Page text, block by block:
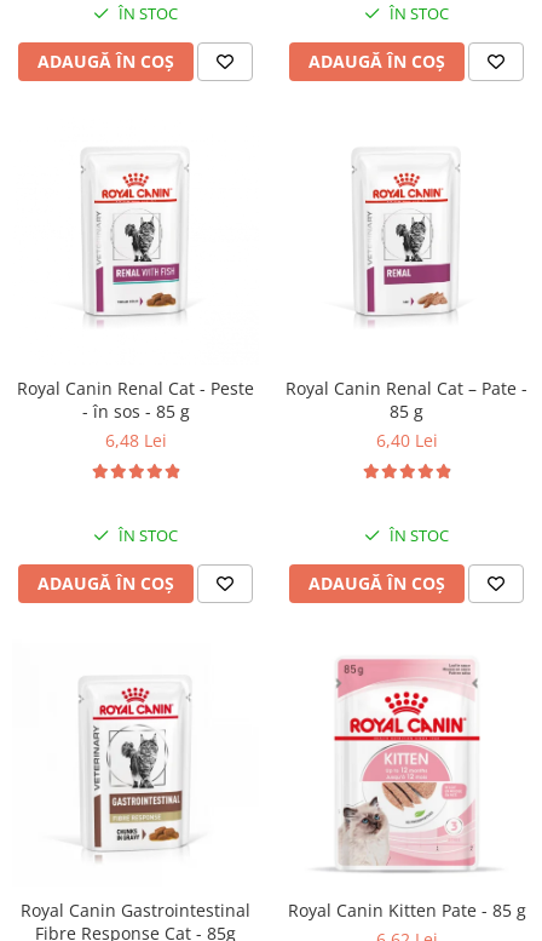
ÎN STOC
ADAUGĂ ÎN COȘ
ÎN STOC
ADAUGĂ ÎN COȘ
Royal Canin Renal Cat - Peste
- în sos - 85 g
6,48 Lei
ÎN STOC
ADAUGĂ ÎN COȘ
Royal Canin Renal Cat – Pate -
85 g
6,40 Lei
ÎN STOC
ADAUGĂ ÎN COȘ
Royal Canin Gastrointestinal
Fibre Response Cat - 85g
Royal Canin Kitten Pate - 85 g